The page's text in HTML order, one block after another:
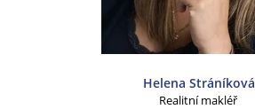
Helena Stráníková
Realitní makléř